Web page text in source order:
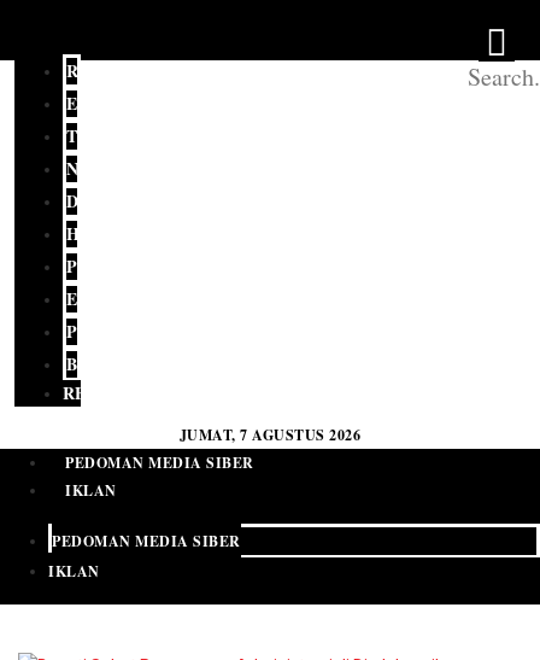
REDAKSI
EDITORIAL
TERKINI
NASIONAL
DAERAH
HUKUM
POLITIK
EKONOMI
PENDIDIKAN
BUDAYA
RELIGI
JUMAT, 7 AGUSTUS 2026
PEDOMAN MEDIA SIBER
IKLAN
PEDOMAN MEDIA SIBER
IKLAN